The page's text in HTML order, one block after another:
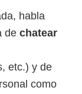
habla
de chatear
etc.) y de
como